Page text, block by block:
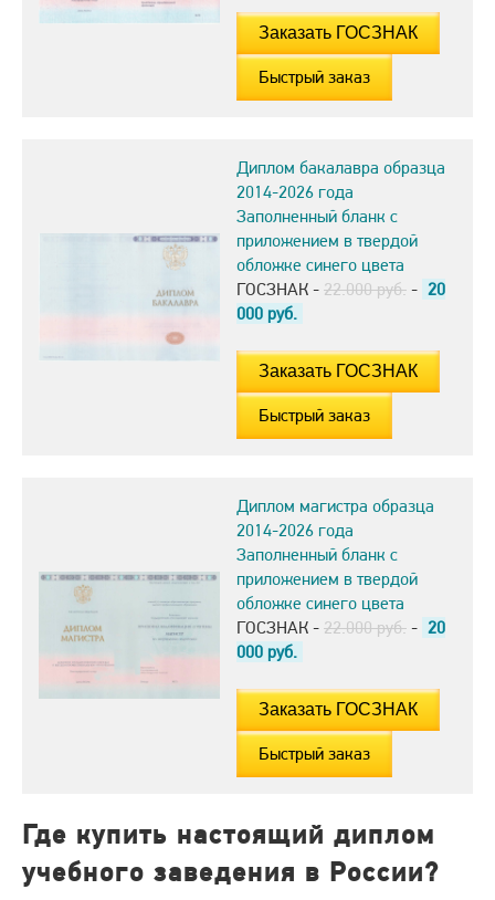
Быстрый заказ
Диплом бакалавра образца
2014-2026 года
Заполненный бланк с
приложением в твердой
обложке синего цвета
ГОСЗНАК - 22.000 руб. - 20
000 руб.
Быстрый заказ
Диплом магистра образца
2014-2026 года
Заполненный бланк с
приложением в твердой
обложке синего цвета
ГОСЗНАК - 22.000 руб. - 20
000 руб.
Быстрый заказ
Где купить настоящий диплом
учебного заведения в России?